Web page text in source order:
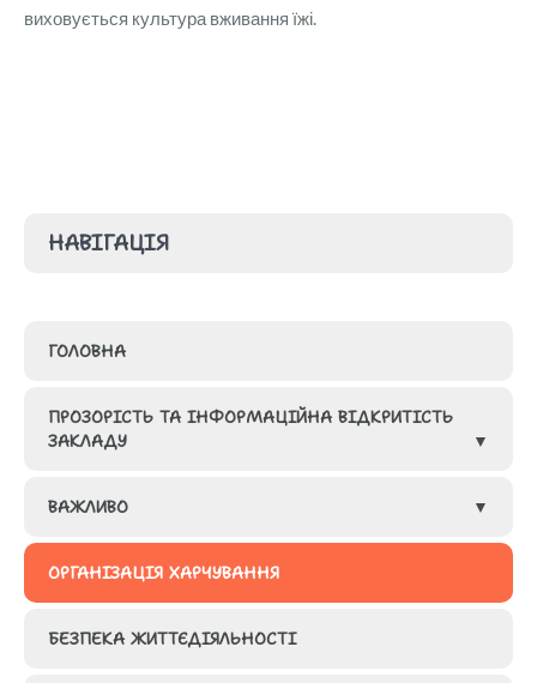
виховується культура вживання їжі.
НАВІГАЦІЯ
ГОЛОВНА
ПРОЗОРІСТЬ ТА ІНФОРМАЦІЙНА ВІДКРИТІСТЬ
ЗАКЛАДУ
ГРУПИ
КАДРОВИЙ СКЛАД ЗАКЛАДУ ОСВІТИ
ВАЖЛИВО
МЕТОДИЧНА СКАРБНИЧКА
ГУРТКОВА РОБОТА
ОРГАНІЗАЦІЯ ХАРЧУВАННЯ
БЕЗПЕКА ЖИТТЄДІЯЛЬНОСТІ